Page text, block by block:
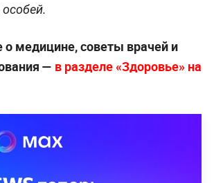
медицине, советы врачей и
— в разделе «Здоровье» на